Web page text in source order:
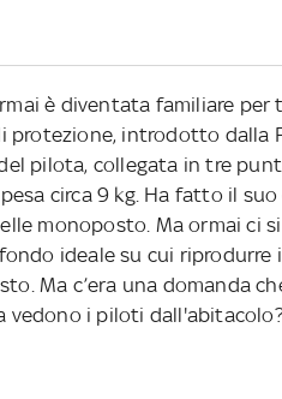
è diventata familiare
protezione, introdotto dalla
pilota, collegata in tre
circa 9 kg. Ha fatto il
monoposto. Ma ormai ci
ideale su cui riprodurre
Ma c’era una domanda
vedono i piloti